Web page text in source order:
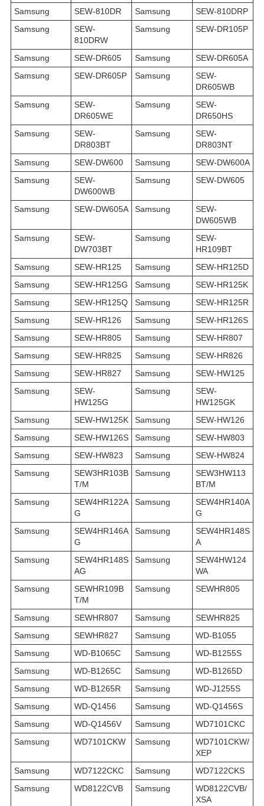
Samsung
SEW-810DR Samsung
SEW-810DRP
Samsung
SEW-
810DRW
Samsung SEW-DR105P
Samsung SEW-DR605 Samsung
SEW-DR605A
Samsung
SEW-DR605P Samsung
SEW-
DR605WB
Samsung
SEW-
DR605WE
Samsung
SEW-
DR650HS
Samsung
SEW-
DR803BT
Samsung
SEW-
DR803NT
Samsung
SEW-DW600 Samsung
SEW-DW600A
Samsung
SEW-
DW600WB
Samsung SEW-DW605
Samsung SEW-DW605A Samsung
SEW-
DW605WB
Samsung
SEW-
DW703BT
Samsung
SEW-
HR109BT
Samsung
SEW-HR125 Samsung
SEW-HR125D
Samsung
SEW-HR125G Samsung
SEW-HR125K
Samsung
SEW-HR125Q Samsung
SEW-HR125R
Samsung
SEW-HR126 Samsung
SEW-HR126S
Samsung
SEW-HR805 Samsung
SEW-HR807
Samsung
SEW-HR825 Samsung
SEW-HR826
Samsung
SEW-HR827 Samsung
SEW-HW125
Samsung
SEW-
HW125G
Samsung
SEW-
HW125GK
Samsung
SEW-HW125K Samsung
SEW-HW126
Samsung
SEW-HW126S Samsung
SEW-HW803
Samsung
SEW-HW823 Samsung
SEW-HW824
Samsung
SEW3HR103B
T/M
Samsung
SEW3HW113
BT/M
Samsung
SEW4HR122A
G
Samsung
SEW4HR140A
G
Samsung
SEW4HR146A
G
Samsung
SEW4HR148S
A
Samsung
SEW4HR148S
AG
Samsung
SEW4HW124
WA
Samsung
SEWHR109B
T/M
Samsung SEWHR805
Samsung SEWHR807 Samsung
SEWHR825
Samsung
SEWHR827 Samsung
WD-B1055
Samsung
WD-B1065C Samsung
WD-B1255S
Samsung
WD-B1265C Samsung
WD-B1265D
Samsung
WD-B1265R Samsung
WD-J1255S
Samsung
WD-Q1456 Samsung
WD-Q1456S
Samsung
WD-Q1456V Samsung
WD7101CKC
Samsung
WD7101CKW Samsung
WD7101CKW/
XEP
Samsung
WD7122CKC Samsung
WD7122CKS
Samsung
WD8122CVB Samsung
WD8122CVB/
XSA